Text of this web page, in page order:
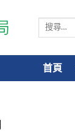
搜
鍵
字:
首頁